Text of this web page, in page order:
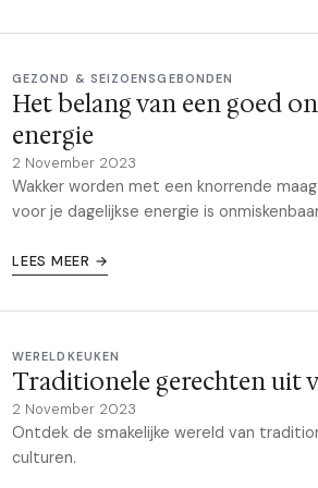
GEZOND & SEIZOENSGEBONDEN
Het belang van een goed
energie
2 November 2023
Wakker worden met een knorrende
voor je dagelijkse energie is
LEES MEER →
WERELDKEUKEN
Traditionele gerechten uit
2 November 2023
Ontdek de smakelijke wereld van
culturen.